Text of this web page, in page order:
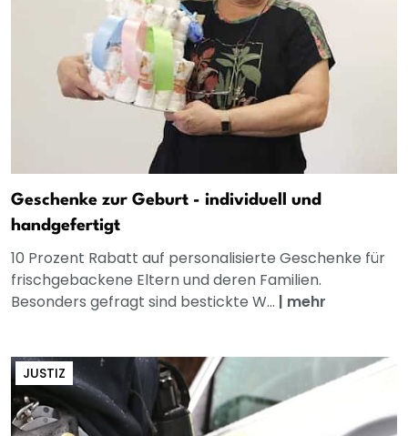
Geschenke zur Geburt - individuell und
handgefertigt
10 Prozent Rabatt auf personalisierte Geschenke für
frischgebackene Eltern und deren Familien.
Besonders gefragt sind bestickte W... | mehr
JUSTIZ